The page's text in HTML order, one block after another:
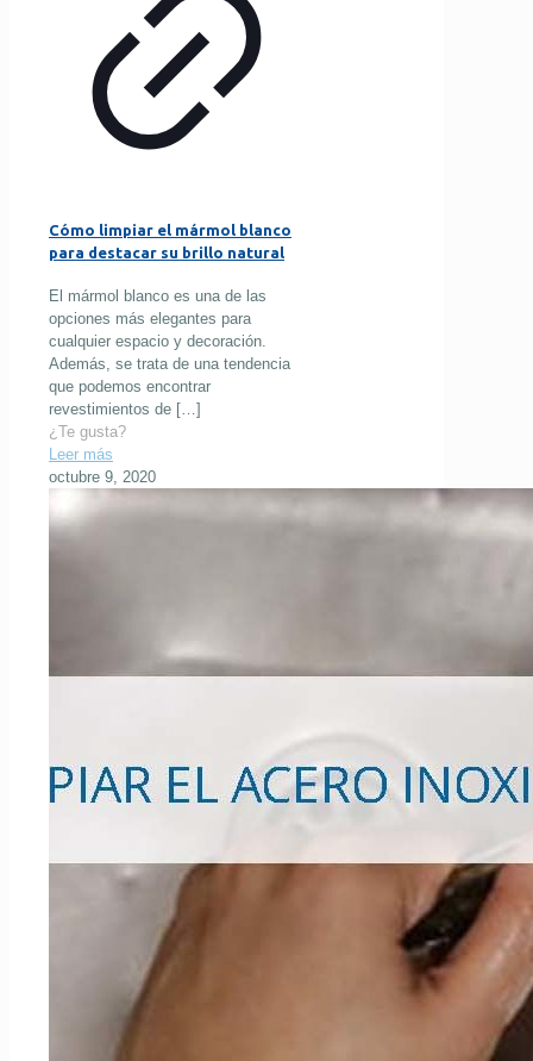
Cómo limpiar el mármol blanco
para destacar su brillo natural
El mármol blanco es una de las
opciones más elegantes para
cualquier espacio y decoración.
Además, se trata de una tendencia
que podemos encontrar
revestimientos de […]
¿Te gusta?
Leer más
octubre 9, 2020